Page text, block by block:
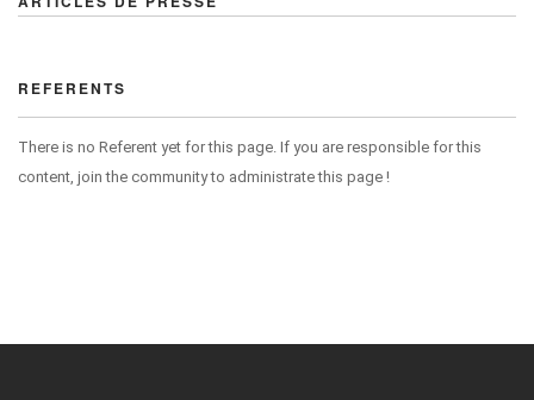
REFERENTS
There is no Referent yet for this page. If you are responsible for this
content, join the community to administrate this page !